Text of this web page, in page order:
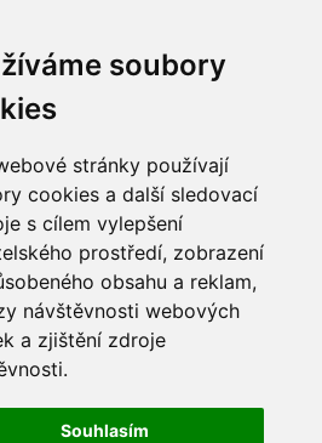
soubory
stránky používají
cookies a další sledovací
s cílem vylepšení
prostředí, zobrazení
obsahu a reklam,
návštěvnosti webových
a zjištění zdroje
Souhlasím